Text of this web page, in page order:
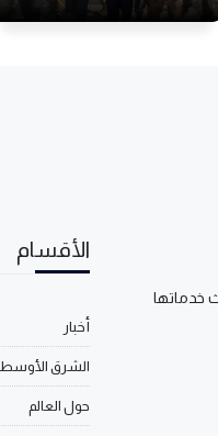
خدماتها
الأقسام
أخبار
الشرق الأوسط
حول العالم